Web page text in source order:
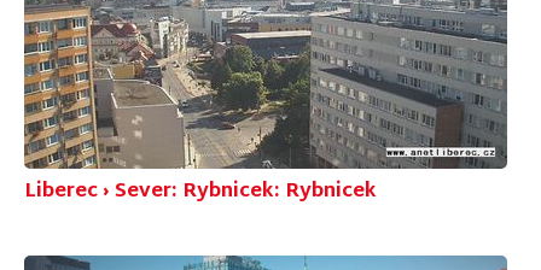
Liberec › Sever: Rybnicek: Rybnicek